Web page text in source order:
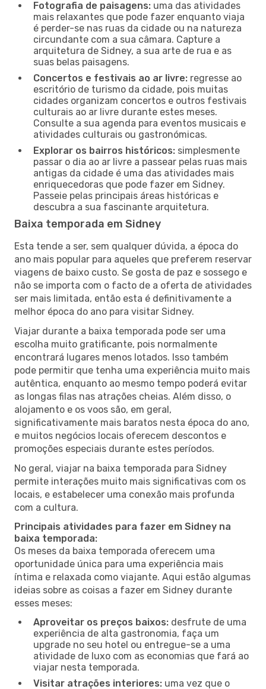
Fotografia de paisagens: uma das atividades
mais relaxantes que pode fazer enquanto viaja
é perder-se nas ruas da cidade ou na natureza
circundante com a sua câmara. Capture a
arquitetura de Sidney, a sua arte de rua e as
suas belas paisagens.
Concertos e festivais ao ar livre: regresse ao
escritório de turismo da cidade, pois muitas
cidades organizam concertos e outros festivais
culturais ao ar livre durante estes meses.
Consulte a sua agenda para eventos musicais e
atividades culturais ou gastronómicas.
Explorar os bairros históricos: simplesmente
passar o dia ao ar livre a passear pelas ruas mais
antigas da cidade é uma das atividades mais
enriquecedoras que pode fazer em Sidney.
Passeie pelas principais áreas históricas e
descubra a sua fascinante arquitetura.
Baixa temporada em Sidney
Esta tende a ser, sem qualquer dúvida, a época do
ano mais popular para aqueles que preferem reservar
viagens de baixo custo. Se gosta de paz e sossego e
não se importa com o facto de a oferta de atividades
ser mais limitada, então esta é definitivamente a
melhor época do ano para visitar Sidney.
Viajar durante a baixa temporada pode ser uma
escolha muito gratificante, pois normalmente
encontrará lugares menos lotados. Isso também
pode permitir que tenha uma experiência muito mais
autêntica, enquanto ao mesmo tempo poderá evitar
as longas filas nas atrações cheias. Além disso, o
alojamento e os voos são, em geral,
significativamente mais baratos nesta época do ano,
e muitos negócios locais oferecem descontos e
promoções especiais durante estes períodos.
No geral, viajar na baixa temporada para Sidney
permite interações muito mais significativas com os
locais, e estabelecer uma conexão mais profunda
com a cultura.
Principais atividades para fazer em Sidney na
baixa temporada:
Os meses da baixa temporada oferecem uma
oportunidade única para uma experiência mais
íntima e relaxada como viajante. Aqui estão algumas
ideias sobre as coisas a fazer em Sidney durante
esses meses:
Aproveitar os preços baixos: desfrute de uma
experiência de alta gastronomia, faça um
upgrade no seu hotel ou entregue-se a uma
atividade de luxo com as economias que fará ao
viajar nesta temporada.
Visitar atrações interiores: uma vez que o